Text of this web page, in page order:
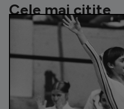
Cele mai citite